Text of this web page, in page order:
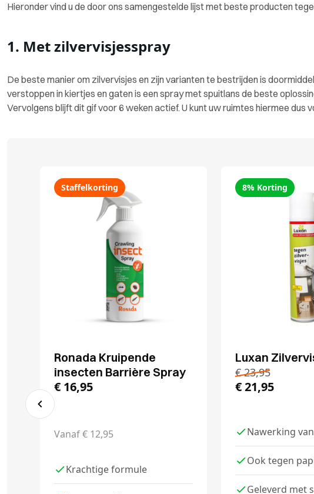
Hieronder vind u de door ons samengestelde lijst met beste producten
1. Met zilvervisjesspray
De beste manier om zilvervisjes en zijn varianten te bestrijden is
verstoppen in kiertjes en gaten is een spray met spuitlans de beste
Vervolgens blijft dit gif voor 6 weken actief. U kunt uw ruimtes hiermee dus
Staffelkorting
Ronada Kruipende
insecten Barrière Spray
€ 16,95
Vanaf€ 12,95
Krachtige formule
8% Korting
Luxan
€23,95
€21,95
Nawerking
Ook tegen
Geleverd met